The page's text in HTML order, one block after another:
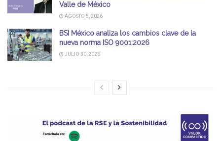
Valle de México
AGOSTO 5, 2026
BSI México analiza los cambios clave de la
nueva norma ISO 9001:2026
JULIO 30, 2026